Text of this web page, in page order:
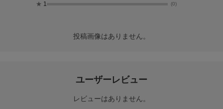
★ 1 (0)
投稿画像はありません。
ユーザーレビュー
レビューはありません。